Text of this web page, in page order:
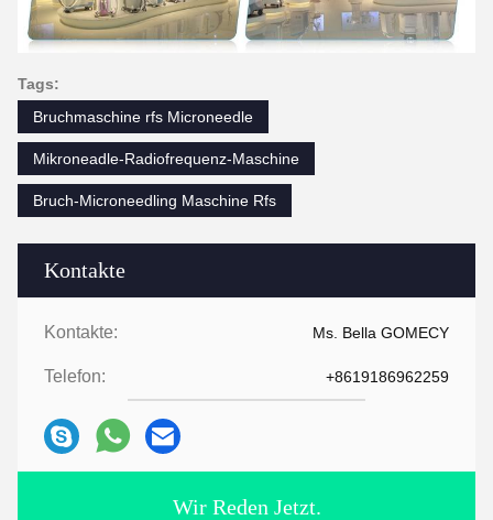
Kontakte
Kontakte: Ms. Bella GOMECY
Telefon: +8619186962259
Wir Reden Jetzt.
Tags:
Bruchmaschine rfs Microneedle
Mikroneadle-Radiofrequenz-Maschine
Bruch-Microneedling Maschine Rfs